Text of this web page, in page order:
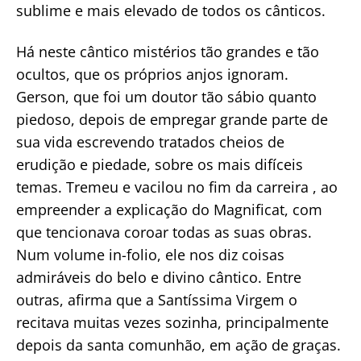
sublime e mais elevado de todos os cânticos.
Há neste cântico mistérios tão grandes e tão
ocultos, que os próprios anjos ignoram.
Gerson, que foi um doutor tão sábio quanto
piedoso, depois de empregar grande parte de
sua vida escrevendo tratados cheios de
erudição e piedade, sobre os mais difíceis
temas. Tremeu e vacilou no fim da carreira , ao
empreender a explicação do Magnificat, com
que tencionava coroar todas as suas obras.
Num volume in-folio, ele nos diz coisas
admiráveis do belo e divino cântico. Entre
outras, afirma que a Santíssima Virgem o
recitava muitas vezes sozinha, principalmente
depois da santa comunhão, em ação de graças.